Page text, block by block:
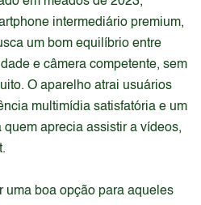
intermediário premium,
um bom equilíbrio entre
e câmera competente, sem
O aparelho atrai usuários
multimídia satisfatória e um
aprecia assistir a vídeos,
uma boa opção para aqueles